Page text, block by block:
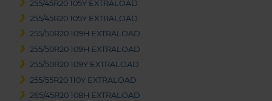
255/45R20 105Y EXTRALOAD
255/45R20 105Y EXTRALOAD
255/50R20 109H EXTRALOAD
255/50R20 109H EXTRALOAD
255/50R20 109Y EXTRALOAD
255/55R20 110Y EXTRALOAD
265/45R20 108H EXTRALOAD